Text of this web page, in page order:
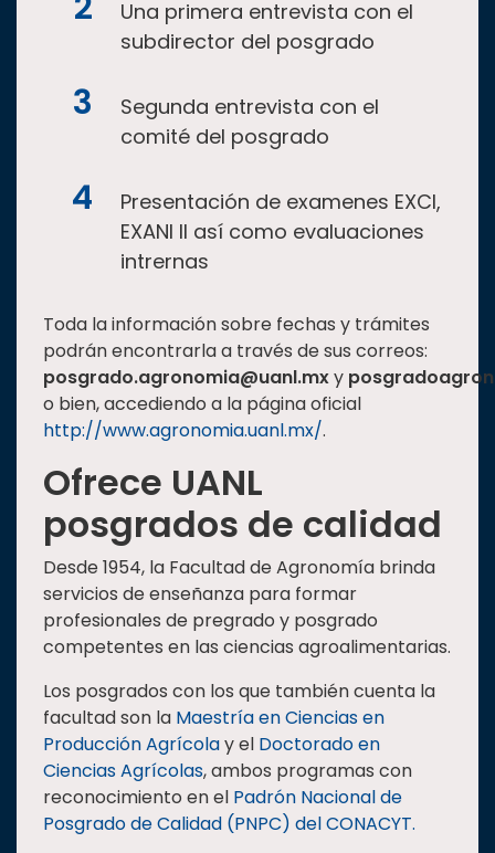
Una primera entrevista con el
subdirector del posgrado
Segunda entrevista con el
comité del posgrado
Presentación de examenes EXCI,
EXANI II así como evaluaciones
intrernas
Toda la información sobre fechas y trámites
podrán encontrarla a través de sus correos:
posgrado.agronomia@uanl.mxy
o bien, accediendo a la página oficial
http://www.agronomia.uanl.mx/.
Ofrece UANL
posgrados de calidad
Desde 1954, la Facultad de Agronomía brinda
servicios de enseñanza para formar
profesionales de pregrado y posgrado
competentes en las ciencias agroalimentarias.
Los posgrados con los que también cuenta la
facultad son la Maestría en Ciencias en
Producción Agrícolay el Doctorado en
Ciencias Agrícolas, ambos programas con
reconocimiento en el Padrón Nacional de
Posgrado de Calidad (PNPC) del CONACYT.